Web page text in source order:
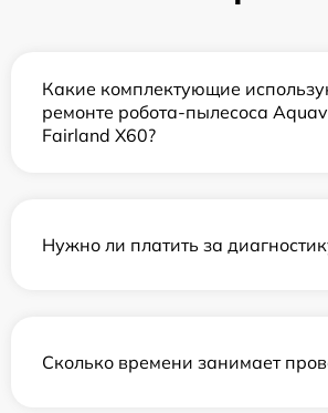
Какие комплектующие
ремонте робота-пылесоса
Fairland X60?
Нужно ли платить за
Сколько времени занимает